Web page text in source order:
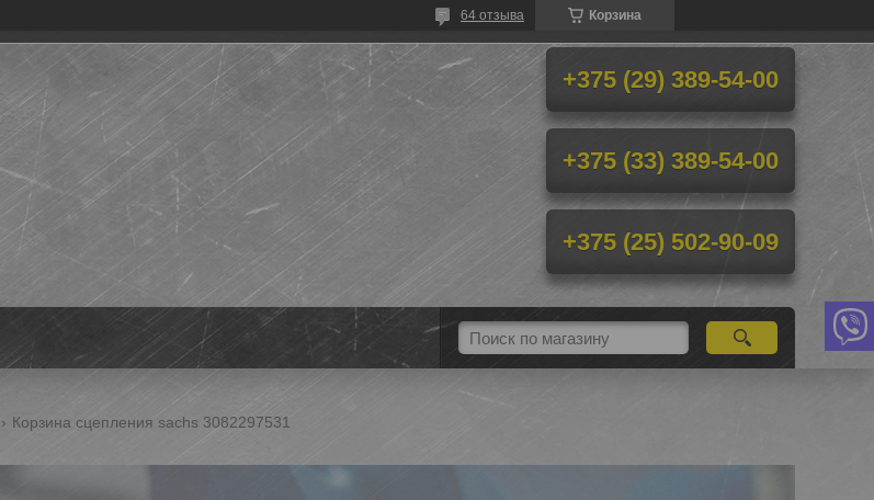
Корзина
64 отзыва
+375 (29) 389-54-00
+375 (33) 389-54-00
+375 (25) 502-90-09
Корзина сцепления sachs 3082297531